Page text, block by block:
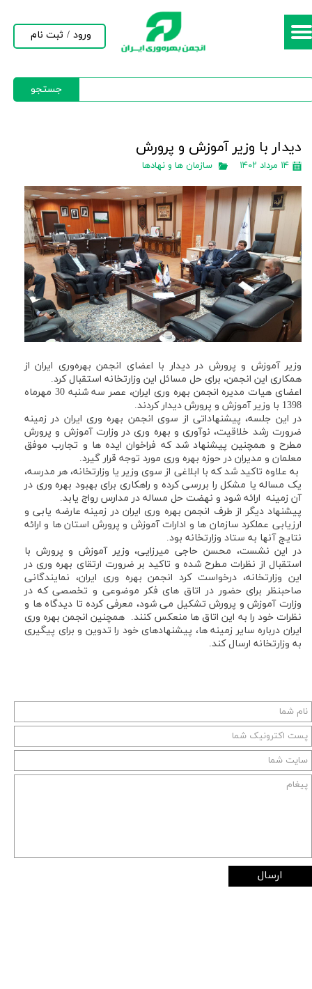
جستجو
ورود / ثبت نام
حساب کاربری من
دیدار با وزیر آموزش و پرورش
۱۴ مرداد ۱۴۰۲ سازمان ها و نهادها
وزیر آموزش و پرورش در دیدار با اعضای انجمن بهره‌وری ایران از
همکاری این انجمن، برای حل مسائل این وزارتخانه استقبال کرد.
اعضای هیات مدیره انجمن بهره وری ایران، عصر سه شنبه 30 مهرماه
1398 با وزیر آموزش و پرورش دیدار کردند.
در این جلسه، پیشنهاداتی از سوی انجمن بهره وری ایران در زمینه
ضرورت رشد خلاقیت، نوآوری و بهره وری در وزارت آموزش و پرورش
مطرح و همچنین پیشنهاد شد که فراخوان ایده ها و تجارب موفق
معلمان و مدیران در حوزه بهره وری مورد توجه قرار گیرد.
به علاوه تاکید شد که با ابلاغی از سوی وزیر یا وزارتخانه، هر مدرسه،
یک مساله یا مشکل را بررسی کرده و راهکاری برای بهبود بهره وری در
آن زمینه ارائه شود و نهضت حل مساله در مدارس رواج یابد.
پیشنهاد دیگر از طرف انجمن بهره وری ایران در زمینه عارضه یابی و
ارزیابی عملکرد سازمان ها و ادارات آموزش و پرورش استان ها و ارائه
نتایج آنها به ستاد وزارتخانه بود.
در این نشست، محسن حاجی میرزایی، وزیر آموزش و پرورش با
استقبال از نظرات مطرح شده و تاکید بر ضرورت ارتقای بهره وری در
این وزارتخانه، درخواست کرد انجمن بهره وری ایران، نمایندگانی
صاحبنظر برای حضور در اتاق های فکر موضوعی و تخصصی که در
وزارت آموزش و پرورش تشکیل می شود، معرفی کرده تا دیدگاه ها و
نظرات خود را به این اتاق ها منعکس کنند. همچنین انجمن بهره وری
ایران درباره سایر زمینه ها، پیشنهادهای خود را تدوین و برای پیگیری
به وزارتخانه ارسال کند.
ارسال